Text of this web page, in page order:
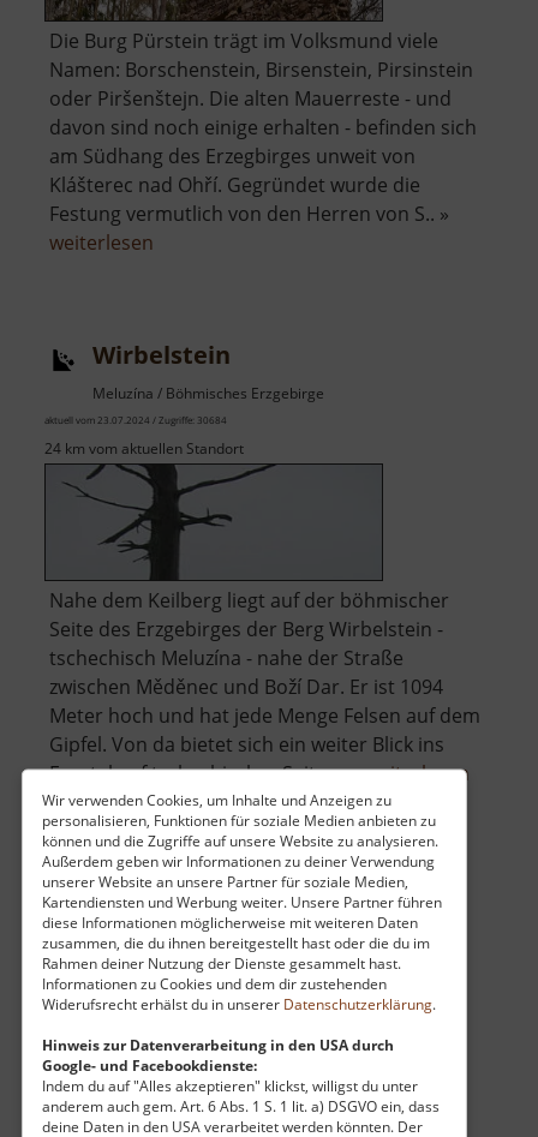
Wir verwenden Cookies, um Inhalte und Anzeigen zu
personalisieren, Funktionen für soziale Medien anbieten zu
können und die Zugriffe auf unsere Website zu analysieren.
Außerdem geben wir Informationen zu deiner Verwendung
unserer Website an unsere Partner für soziale Medien,
Kartendiensten und Werbung weiter. Unsere Partner führen
diese Informationen möglicherweise mit weiteren Daten
zusammen, die du ihnen bereitgestellt hast oder die du im
Rahmen deiner Nutzung der Dienste gesammelt hast.
Informationen zu Cookies und dem dir zustehenden
Widerufsrecht erhälst du in unserer Datenschutzerklärung.
Hinweis zur Datenverarbeitung in den USA durch
Google- und Facebookdienste:
Indem du auf "Alles akzeptieren" klickst, willigst du unter
anderem auch gem. Art. 6 Abs. 1 S. 1 lit. a) DSGVO ein, dass
deine Daten in den USA verarbeitet werden könnten. Der
Die Burg Pürstein trägt im Volksmund viele
Namen: Borschenstein, Birsenstein, Pirsinstein
oder Piršenštejn. Die alten Mauerreste - und
davon sind noch einige erhalten - befinden sich
am Südhang des Erzegbirges unweit von
Klášterec nad Ohří. Gegründet wurde die
Festung vermutlich von den Herren von S.. »
weiterlesen
Wirbelstein
Meluzína / Böhmisches Erzgebirge
aktuell vom 23.07.2024 / Zugriffe: 30684
24 km vom aktuellen Standort
Nahe dem Keilberg liegt auf der böhmischer
Seite des Erzgebirges der Berg Wirbelstein -
tschechisch Meluzína - nahe der Straße
zwischen Měděnec und Boží Dar. Er ist 1094
Meter hoch und hat jede Menge Felsen auf dem
Gipfel. Von da bietet sich ein weiter Blick ins
Egertal auf tschechischer Seite. .. »weiterlesen
Basaltsteinbruch Ryžovna
Böhmisches Erzgebirge
aktuell vom 23.07.2024 / Zugriffe: 4582
26 km vom aktuellen Standort
Zwischen Hřebečná (Hengstererben) und